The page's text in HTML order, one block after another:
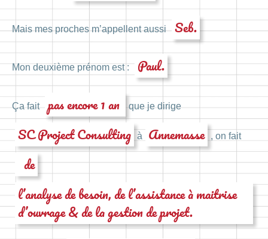
Mais mes proches m’appellent aussi Seb.
Mon deuxième prénom est : Paul.
Ça fait pas encore 1 an que je dirige
SC Project Consulting à Annemasse , on fait
de
l’analyse de besoin, de l’assistance à maitrise
d’ouvrage & de la gestion de projet.